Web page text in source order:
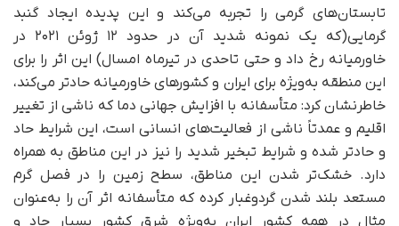
تابستان‌های گرمی را تجربه می‌کند و این پدیده ایجاد گنبد
گرمایی(که یک نمونه شدید آن در حدود ۱۲ ژوئن ۲۰۲۱ در
خاورمیانه رخ داد و حتی تاحدی در تیرماه امسال) این اثر را برای
این منطقه به‌ویژه برای ایران و کشورهای خاورمیانه حادتر می‌کند،
خاطرنشان کرد: متأسفانه با افزایش جهانی دما که ناشی از تغییر
اقلیم و عمدتاً ناشی از فعالیت‌های انسانی است، این شرایط حاد
و حادتر شده و شرایط تبخیر شدید را نیز در این مناطق به همراه
دارد. خشک‌تر شدن این مناطق، سطح زمین را در فصل گرم
مستعد بلند شدن گردوغبار کرده که متأسفانه اثر آن را به‌عنوان
مثال در همه کشور ایران به‌ویژه شرق کشور بسیار حاد و